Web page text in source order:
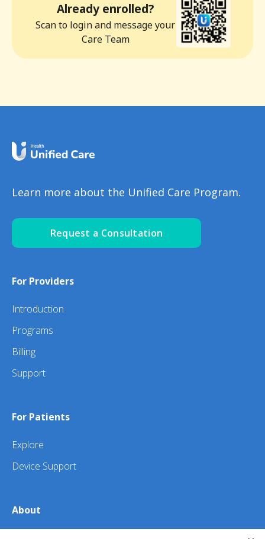
Already enrolled?
Scan to login and message your
Care Team
Learn more about the Unified Care Program.
Request a Consultation
For Providers
Introduction
Programs
Billing
Support
For Patients
Explore
Device Support
About